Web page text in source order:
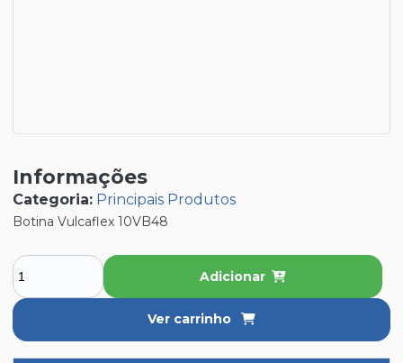
Informações
Categoria: Principais Produtos
Botina Vulcaflex 10VB48
Adicionar
Ver carrinho